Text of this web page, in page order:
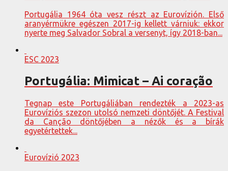
Portugália 1964 óta vesz részt az Eurovízión. Első
aranyérmükre egészen 2017-ig kellett várniuk: ekkor
nyerte meg Salvador Sobral a versenyt, így 2018-ban...
ESC 2023
Portugália: Mimicat – Ai coração
Tegnap este Portugáliában rendezték a 2023-as
Eurovíziós szezon utolsó nemzeti döntőjét. A Festival
da Canção döntőjében a nézők és a bírák
egyetértettek...
Eurovízió 2023